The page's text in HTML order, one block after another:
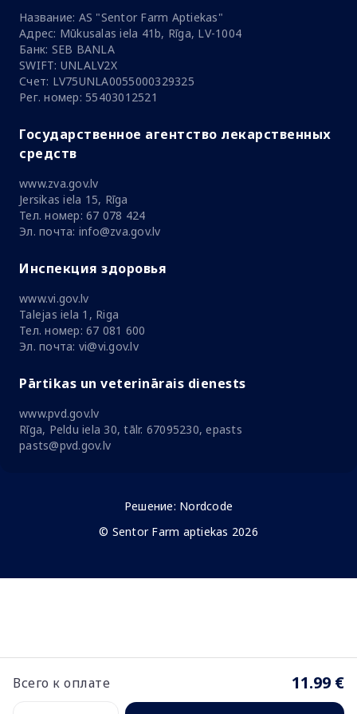
Всего к оплате 11.99 €
Название: AS "Sentor Farm Aptiekas"
Адрес: Mūkusalas iela 41b, Rīga, LV-1004
Банк: SEB BANLA
SWIFT: UNLALV2X
Счет: LV75UNLA0055000329325
Рег. номер: 55403012521
Государственное агентство лекарственных
средств
www.zva.gov.lv
Jersikas iela 15, Rīga
Тел. номер: 67 078 424
Эл. почта: info@zva.gov.lv
Инспекция здоровья
www.vi.gov.lv
Talejas iela 1, Riga
Тел. номер: 67 081 600
Эл. почта: vi@vi.gov.lv
Pārtikas un veterinārais dienests
www.pvd.gov.lv
Rīga, Peldu iela 30, tālr. 67095230, epasts
pasts@pvd.gov.lv
Решение: Nordcode
© Sentor Farm aptiekas 2026